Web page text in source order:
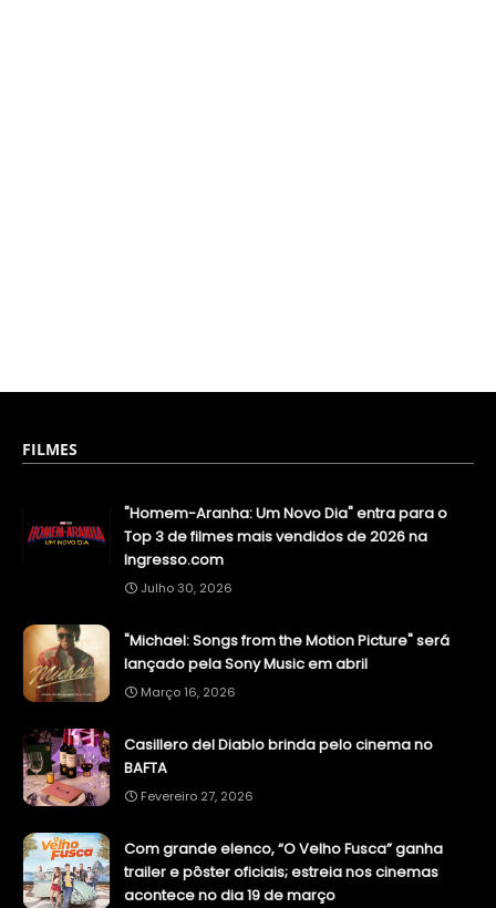
FILMES
"Homem-Aranha: Um Novo Dia" entra para o
Top 3 de filmes mais vendidos de 2026 na
Ingresso.com
Julho 30, 2026
"Michael: Songs from the Motion Picture" será
lançado pela Sony Music em abril
Março 16, 2026
Casillero del Diablo brinda pelo cinema no
BAFTA
Fevereiro 27, 2026
Com grande elenco, “O Velho Fusca” ganha
trailer e pôster oficiais; estreia nos cinemas
acontece no dia 19 de março